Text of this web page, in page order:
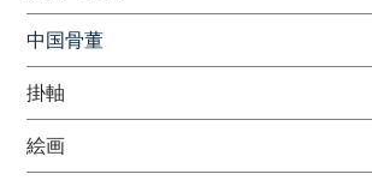
中国骨董
掛軸
絵画